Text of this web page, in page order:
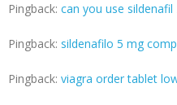
Pingback: can you use
Pingback: sildenafilo 5 mg
Pingback: viagra order tablet